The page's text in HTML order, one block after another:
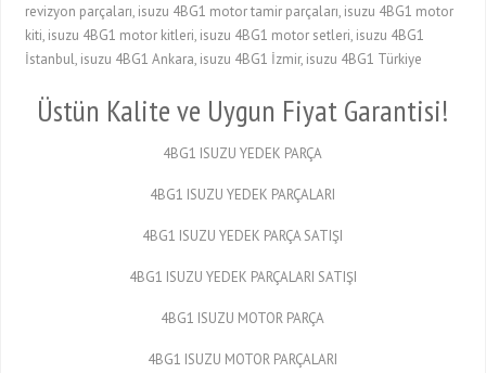
revizyon parçaları, isuzu 4BG1 motor tamir parçaları, isuzu 4BG1 motor
kiti, isuzu 4BG1 motor kitleri, isuzu 4BG1 motor setleri, isuzu 4BG1
İstanbul, isuzu 4BG1 Ankara, isuzu 4BG1 İzmir, isuzu 4BG1 Türkiye
Üstün Kalite ve Uygun Fiyat Garantisi!
4BG1 ISUZU YEDEK PARÇA
4BG1 ISUZU YEDEK PARÇALARI
4BG1 ISUZU YEDEK PARÇA SATIŞI
4BG1 ISUZU YEDEK PARÇALARI SATIŞI
4BG1 ISUZU MOTOR PARÇA
4BG1 ISUZU MOTOR PARÇALARI